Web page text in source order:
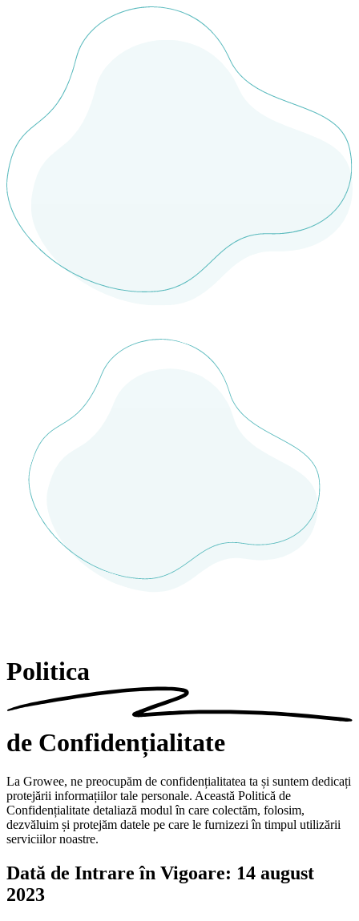
Politica
de Confidențialitate
La Growee, ne preocupăm de confidențialitatea ta și suntem dedicați
protejării informațiilor tale personale. Această Politică de
Confidențialitate detaliază modul în care colectăm, folosim,
dezvăluim și protejăm datele pe care le furnizezi în timpul utilizării
serviciilor noastre.
Dată de Intrare în Vigoare: 14 august
2023